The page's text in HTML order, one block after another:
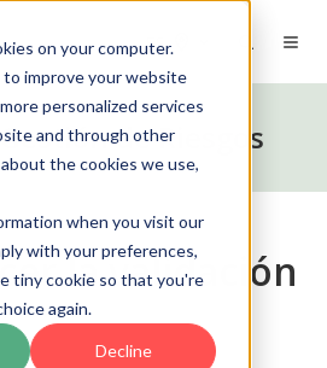
on your computer.
improve your website
personalized services
and through other
the cookies we use,
when you visit our
with your preferences,
tiny cookie so that you're
again.
Decline
ES
de Riesgos
la validación